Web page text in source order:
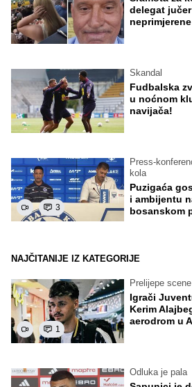
delegat
Skandal
Fudbalska
u noćnom
navijača!
3
Press-
kola
Puzigaća
i ambijentu
bosanskom
NAJČITANIJE IZ KATEGORIJE
1
Prelijepe
Igrači
Kerim
aerodrom u
Odluka je pala